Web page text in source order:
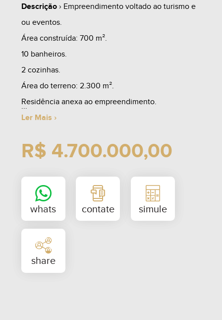
Descrição› Empreendimento voltado ao turismo e
ou eventos.
Área construída: 700 m².
10 banheiros.
2 cozinhas.
Área do terreno: 2.300 m².
Residência anexa ao empreendimento.
Ler Mais ›
R$ 4.700.000,00